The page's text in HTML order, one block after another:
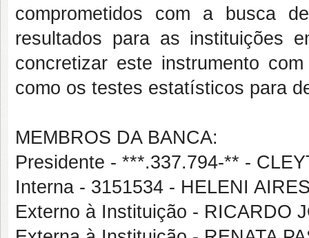
comprometidos com a busca
resultados para as instituições
concretizar este instrumento
como os testes estatísticos para
MEMBROS DA BANCA:
Presidente - ***.337.794-** -
Interna - 3151534 - HELENI
Externo à Instituição - RICARDO